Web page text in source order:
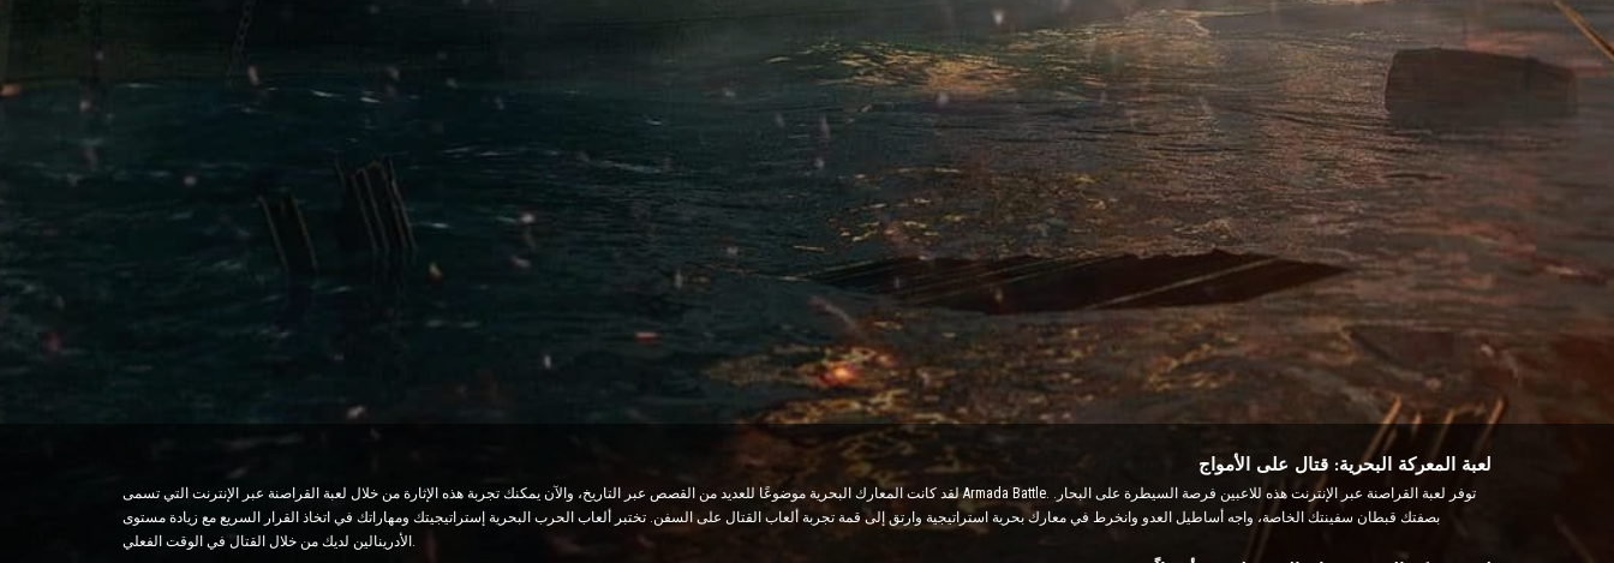
لعبة المعركة البحرية: قتال على الأمواج
لقد كانت المعارك البحرية موضوعًا للعديد من القصص عبر التاريخ، والآن يمكنك تجربة هذه الإثارة من خلال لعبة القراصنة عبر الإنترنت التي تسمى Armada Battle. توفر لعبة القراصنة عبر الإنترنت هذه للاعبين فرصة السيطرة على البحار.
بصفتك قبطان سفينتك الخاصة، واجه أساطيل العدو وانخرط في معارك بحرية استراتيجية وارتق إلى قمة تجربة ألعاب القتال على السفن. تختبر ألعاب الحرب البحرية إستراتيجيتك ومهاراتك في اتخاذ القرار السريع مع زيادة مستوى
الأدرينالين لديك من خلال القتال في الوقت الفعلي.